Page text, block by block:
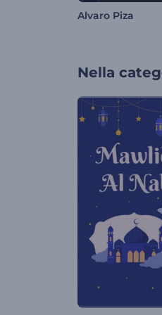
Alvaro Piza
Nella